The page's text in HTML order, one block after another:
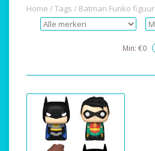
Home /Tags / Batman Funko figuur
Min: €0